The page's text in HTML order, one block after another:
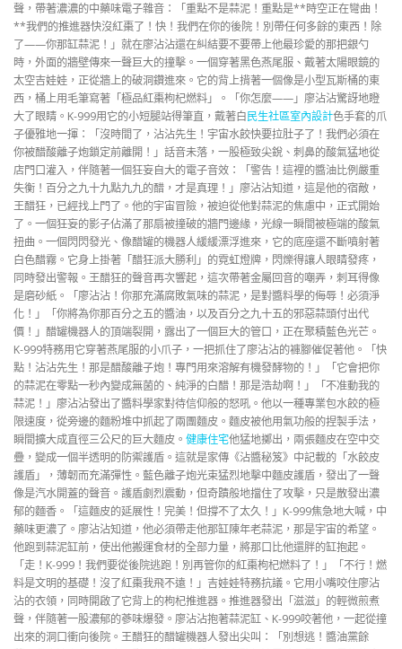
聲，帶著濃濃的中藥味電子雜音：「重點不是蒜泥！重點是**時空正在彎曲！
**我們的推進器快沒紅棗了！快！我們在你的後院！別帶任何多餘的東西！除
了——你那缸蒜泥！」就在廖沾沾還在糾結要不要帶上他最珍愛的那把銀勺
時，外面的牆壁傳來一聲巨大的撞擊。一個穿著黑色燕尾服、戴著太陽眼鏡的
太空吉娃娃，正從牆上的破洞鑽進來。它的背上揹著一個像是小型瓦斯桶的東
西，桶上用毛筆寫著「極品紅棗枸杞燃料」。「你怎麼——」廖沾沾驚訝地瞪
大了眼睛。K-999用它的小短腿站得筆直，戴著白民生社區室內設計色手套的爪
子優雅地一揮：「沒時間了，沾沾先生！宇宙水餃快要拉肚子了！我們必須在
你被醋酸離子炮鎖定前離開！」話音未落，一股極致尖銳、刺鼻的酸氣猛地從
店門口灌入，伴隨著一個狂妄自大的電子音效：「警告！這裡的醬油比例嚴重
失衡！百分之九十九點九九的醋，才是真理！」廖沾沾知道，這是他的宿敵，
王醋狂，已經找上門了。他的宇宙冒險，被迫從他對蒜泥的焦慮中，正式開始
了。一個狂妄的影子佔滿了那扇被撞破的牆門邊緣，光線一瞬間被極端的酸氣
扭曲。一個閃閃發光、像醋罐的機器人緩緩漂浮進來，它的底座還不斷噴射著
白色醋霧。它身上掛著「醋狂派大勝利」的霓虹燈牌，閃爍得讓人眼睛發疼，
同時發出警報。王醋狂的聲音再次響起，這次帶著金屬回音的嘲弄，刺耳得像
是磨砂紙。「廖沾沾！你那充滿腐敗氣味的蒜泥，是對醬料學的侮辱！必須淨
化！」「你將為你那百分之五的醬油，以及百分之九十五的邪惡蒜頭付出代
價！」醋罐機器人的頂端裂開，露出了一個巨大的管口，正在聚積藍色光芒。
K-999特務用它穿著燕尾服的小爪子，一把抓住了廖沾沾的褲腳催促著他。「快
點！沾沾先生！那是醋酸離子炮！專門用來溶解有機發酵物的！」「它會把你
的蒜泥在零點一秒內變成無菌的、純淨的白醋！那是浩劫啊！」「不准動我的
蒜泥！」廖沾沾發出了醬料學家對待信仰般的怒吼。他以一種專業包水餃的極
限速度，從旁邊的麵粉堆中抓起了兩團麵皮。麵皮被他用氣功般的捏製手法，
瞬間擴大成直徑三公尺的巨大麵皮。 健康住宅他猛地擲出，兩張麵皮在空中交
疊，變成一個半透明的防禦護盾。這就是家傳《沾醬秘笈》中記載的「水餃皮
護盾」，薄韌而充滿彈性。藍色離子炮光束猛烈地擊中麵皮護盾，發出了一聲
像是汽水開蓋的聲音。護盾劇烈震動，但奇蹟般地擋住了攻擊，只是散發出濃
郁的麵香。「這麵皮的延展性！完美！但撐不了太久！」K-999焦急地大喊，中
藥味更濃了。廖沾沾知道，他必須帶走他那缸陳年老蒜泥，那是宇宙的希望。
他跑到蒜泥缸前，使出他搬運食材的全部力量，將那口比他還胖的缸抱起。
「走！K-999！我們要從後院逃跑！別再管你的紅棗枸杞燃料了！」「不行！燃
料是文明的基礎！沒了紅棗我飛不遠！」吉娃娃特務抗議。它用小嘴咬住廖沾
沾的衣領，同時開啟了它背上的枸杞推進器。推進器發出「滋滋」的輕微煎煮
聲，伴隨著一股濃郁的蔘味爆發。廖沾沾抱著蒜泥缸、K-999咬著他，一起從撞
出來的洞口衝向後院。王醋狂的醋罐機器人發出尖叫：「別想逃！醬油黨餘